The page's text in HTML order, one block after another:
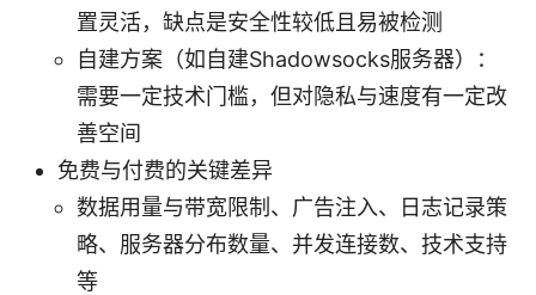
置灵活，缺点是安全性较低且易被检测
自建方案（如自建Shadowsocks服务器）：
需要一定技术门槛，但对隐私与速度有一定改
善空间
免费与付费的关键差异
数据用量与带宽限制、广告注入、日志记录策
略、服务器分布数量、并发连接数、技术支持
等